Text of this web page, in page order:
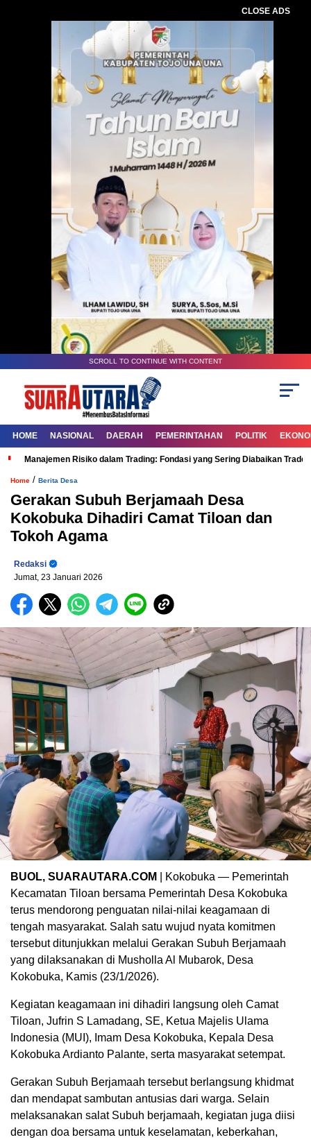
CLOSE ADS
SCROLL TO CONTINUE WITH CONTENT
HOME NASIONAL DAERAH PEMERINTAHAN POLITIK
Manajemen Risiko dalam Trading: Fondasi yang Sering Diabaikan
Home / Berita Desa
Gerakan Subuh Berjamaah Desa
Kokobuka Dihadiri Camat Tiloan dan
Tokoh Agama
Redaksi
Jumat, 23 Januari 2026
BUOL, SUARAUTARA.COM
| Kokobuka — Pemerintah
Kecamatan Tiloan bersama Pemerintah Desa Kokobuka
terus mendorong penguatan nilai-nilai keagamaan di
tengah masyarakat. Salah satu wujud nyata komitmen
tersebut ditunjukkan melalui Gerakan Subuh Berjamaah
yang dilaksanakan di Musholla Al Mubarok, Desa
Kokobuka, Kamis (23/1/2026).
Kegiatan keagamaan ini dihadiri langsung oleh Camat
Tiloan, Jufrin S Lamadang, SE, Ketua Majelis Ulama
Indonesia (MUI), Imam Desa Kokobuka, Kepala Desa
Kokobuka Ardianto Palante, serta masyarakat setempat.
Gerakan Subuh Berjamaah tersebut berlangsung khidmat
dan mendapat sambutan antusias dari warga. Selain
melaksanakan salat Subuh berjamaah, kegiatan juga diisi
dengan doa bersama untuk keselamatan, keberkahan,